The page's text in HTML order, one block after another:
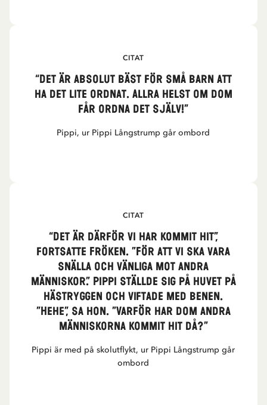
CITAT
“Det är absolut bäst för små barn att
ha det lite ordnat. Allra helst om dom
får ordna det själv!”
Pippi, ur Pippi Långstrump går ombord
CITAT
“Det är därför vi har kommit hit”,
fortsatte Fröken. ”För att vi ska vara
snälla och vänliga mot andra
människor.” Pippi ställde sig på huvet på
hästryggen och viftade med benen.
”Hehe”, sa hon. ”Varför har dom andra
människorna kommit hit då?”
Pippi är med på skolutflykt, ur Pippi Långstrump går
ombord